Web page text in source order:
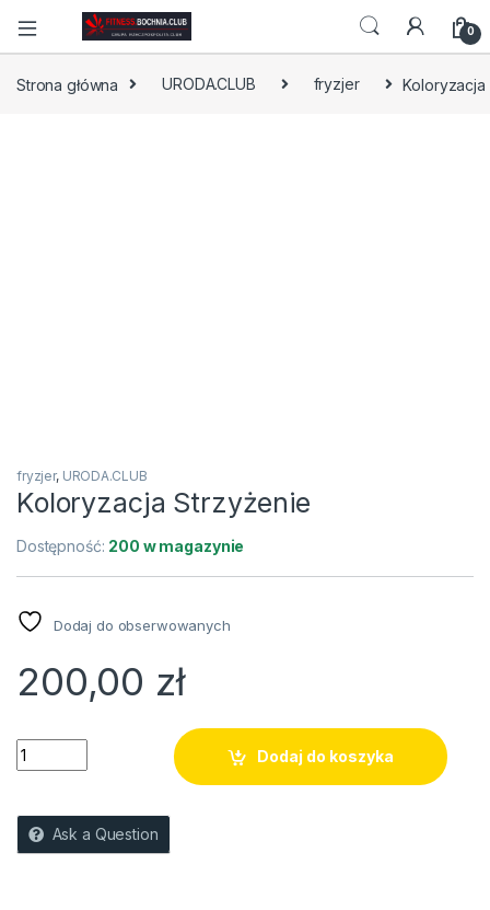
0
Strona główna URODA.CLUB fryzjer
fryzjer, URODA.CLUB
Koloryzacja Strzyżenie
Dostępność: 200 w magazynie
Dodaj do obserwowanych
200,00 zł
Koloryzacja Strzyżenie quantity
Dodaj do koszyka
Ask a Question